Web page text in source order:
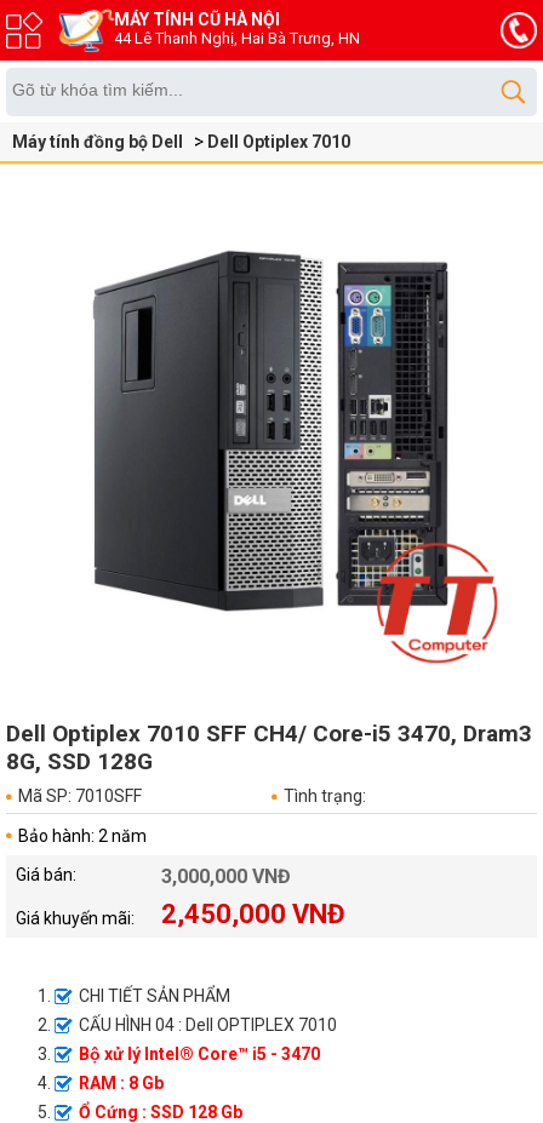
MÁY TÍNH CŨ HÀ NỘI
44 Lê Thanh Nghị, Hai Bà Trưng, HN
Máy tính đồng bộ Dell Dell Optiplex 7010
Dell Optiplex 7010 SFF CH4/ Core-i5 3470, Dram3
8G, SSD 128G
Mã SP: 7010SFF Tình trạng:
Bảo hành: 2 năm
Giá bán:
3,000,000 VNĐ
Giá khuyến mãi: 2,450,000 VNĐ
CHI TIẾT SẢN PHẨM
CẤU HÌNH 04 : Dell OPTIPLEX 7010
Bộ xử lý Intel® Core™ i5 - 3470
RAM : 8 Gb
Ổ Cứng : SSD 128 Gb